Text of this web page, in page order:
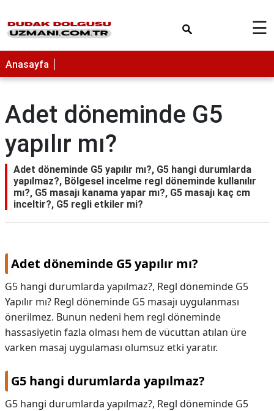
☰
Anasayfa
Adet döneminde G5
yapılır mı?
Adet döneminde G5 yapılır mı?, G5 hangi durumlarda
yapılmaz?, Bölgesel incelme regl döneminde kullanılır
mı?, G5 masajı kanama yapar mı?, G5 masajı kaç cm
inceltir?, G5 regli etkiler mi?
Adet döneminde G5 yapılır mı?
G5 hangi durumlarda yapılmaz?, Regl döneminde G5
Yapılır mı? Regl döneminde G5 masajı uygulanması
önerilmez. Bunun nedeni hem regl döneminde
hassasiyetin fazla olması hem de vücuttan atılan üre
varken masaj uygulaması olumsuz etki yaratır.
G5 hangi durumlarda yapılmaz?
G5 hangi durumlarda yapılmaz?, Regl döneminde G5